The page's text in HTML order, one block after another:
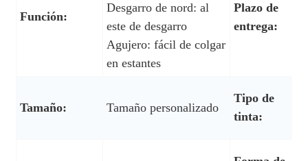
Función:
Desgarro de nord: al
este de desgarro
Agujero: fácil de colgar
en estantes
Plazo de
entrega:
Tamaño: Tamaño personalizado
Tipo de
tinta: